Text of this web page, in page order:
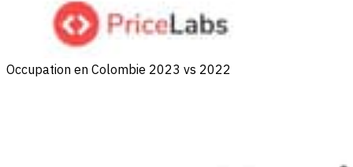
Occupation en Colombie 2023 vs 2022